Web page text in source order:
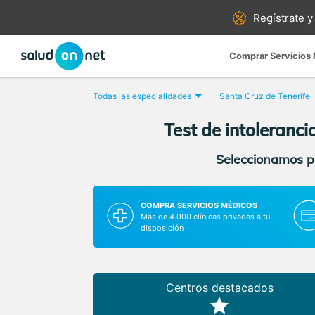
Regístrate y
Comprar Servicios
Todas las especialidades Santa Cruz de Tenerife
Test de
Seleccionamos
COMPRA SERVICIOS MÉDICOS
Más de 4.000 clínicas privadas a tu
disposición
Centros destacados